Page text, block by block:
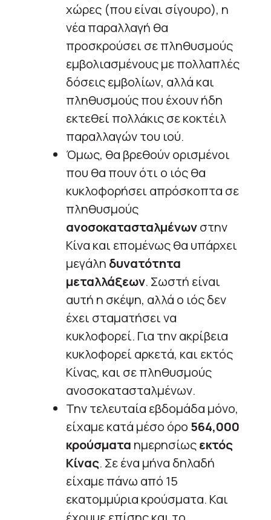
χώρες (που είναι σίγουρο), η
νέα παραλλαγή θα
προσκρούσει σε πληθυσμούς
εμβολιασμένους με πολλαπλές
δόσεις εμβολίων, αλλά και
πληθυσμούς που έχουν ήδη
εκτεθεί πολλάκις σε κοκτέιλ
παραλλαγών του ιού.
Όμως, θα βρεθούν ορισμένοι
που θα πουν ότι ο ιός θα
κυκλοφορήσει απρόσκοπτα σε
πληθυσμούς
ανοσοκατασταλμένωνστην
Κίνα και επομένως θα υπάρχει
μεγάλη δυνατότητα
μεταλλάξεων. Σωστή είναι
αυτή η σκέψη, αλλά ο ιός δεν
έχει σταματήσει να
κυκλοφορεί. Για την ακρίβεια
κυκλοφορεί αρκετά, και εκτός
Κίνας, και σε πληθυσμούς
ανοσοκατασταλμένων.
Την τελευταία εβδομάδα μόνο,
είχαμε κατά μέσο όρο 564,000
κρούσματα ημερησίωςεκτός
Κίνας. Σε ένα μήνα δηλαδή
είχαμε πάνω από 15
εκατομμύρια κρούσματα. Και